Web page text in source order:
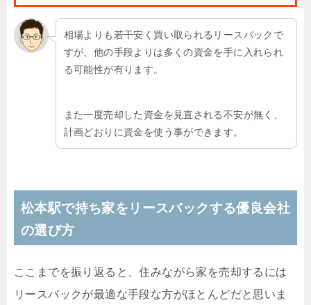
相場よりも若干安く買い取られるリースバックで
すが、他の手段よりは多くの資金を手に入れられ
る可能性が有ります。
また一度売却した資金を見直される不安が無く、
計画どおりに資金を使う事ができます。
松本駅で持ち家をリースバックする優良会社
の選び方
ここまでを振り返ると、住みながら家を売却するには
リースバックが最適な手段な方がほとんどだと思いま